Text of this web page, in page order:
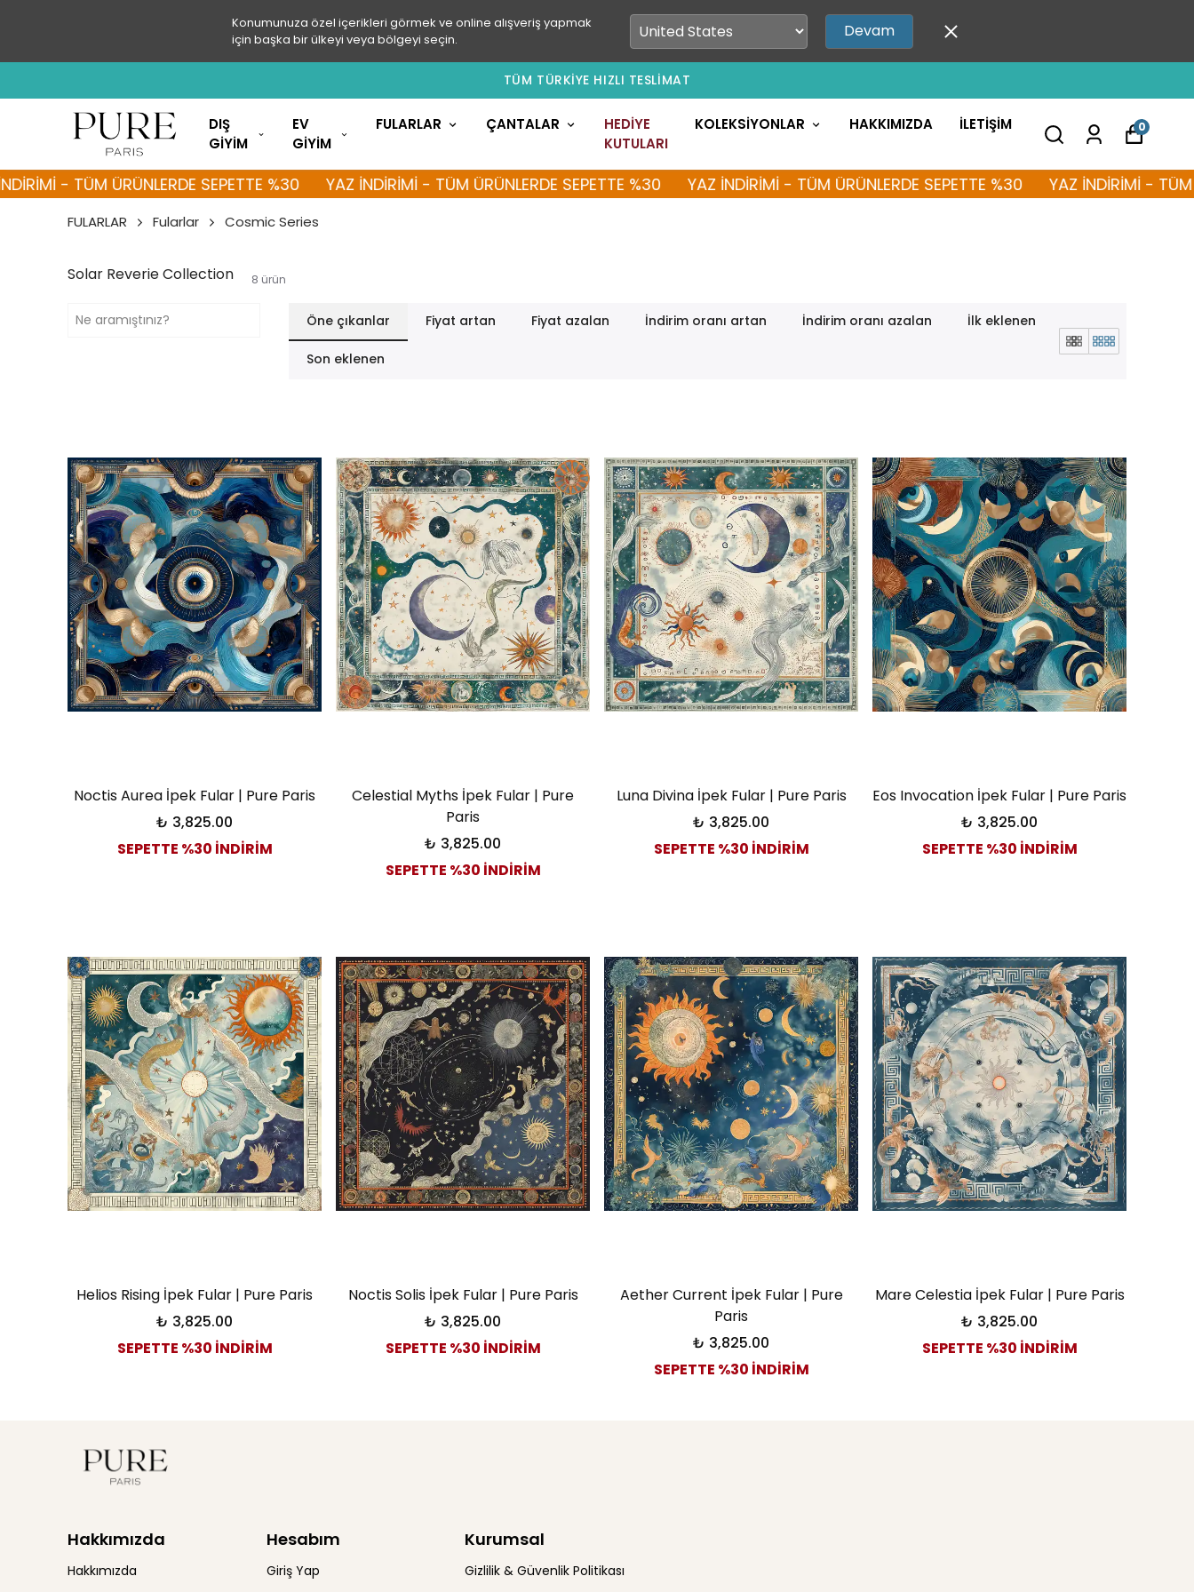
Konumunuza özel içerikleri görmek ve online alışveriş yapmak
için başka bir ülkeyi veya bölgeyi seçin.
Devam
TÜM TÜRKİYE HIZLI TESLİMAT
DIŞ
GİYİM
EV
GİYİM
FULARLAR ÇANTALAR
HEDİYE
KUTULARI
KOLEKSİYONLAR HAKKIMIZDA İLETİŞİM 0
- TÜM ÜRÜNLERDE SEPETTE %30 YAZ İNDİRİMİ - TÜM ÜRÜNLERDE SEPETTE %30 YAZ İNDİRİMİ - TÜM ÜRÜNLERDE SEPETTE %30 YAZ İNDİRİMİ - TÜM
FULARLAR Fularlar Cosmic Series
Solar Reverie Collection 8 ürün
Öne çıkanlar Fiyat artan Fiyat azalan İndirim oranı artan İndirim oranı azalan İlk eklenen
Son eklenen
Noctis Aurea İpek Fular | Pure Paris
₺ 3,825.00
SEPETTE %30 İNDİRİM
Celestial Myths İpek Fular | Pure
Paris
₺ 3,825.00
SEPETTE %30 İNDİRİM
Luna Divina İpek Fular | Pure Paris
₺ 3,825.00
SEPETTE %30 İNDİRİM
Eos Invocation İpek Fular | Pure Paris
₺ 3,825.00
SEPETTE %30 İNDİRİM
Helios Rising İpek Fular | Pure Paris
₺ 3,825.00
SEPETTE %30 İNDİRİM
Noctis Solis İpek Fular | Pure Paris
₺ 3,825.00
SEPETTE %30 İNDİRİM
Aether Current İpek Fular | Pure
Paris
₺ 3,825.00
SEPETTE %30 İNDİRİM
Mare Celestia İpek Fular | Pure Paris
₺ 3,825.00
SEPETTE %30 İNDİRİM
Hakkımızda
Hakkımızda
Hesabım
Giriş Yap
Kurumsal
Gizlilik & Güvenlik Politikası